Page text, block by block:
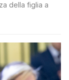
della figlia a